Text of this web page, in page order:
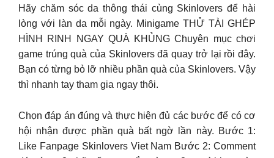
Hãy chăm sóc da thông thái cùng Skinlovers để hài
lòng với làn da mỗi ngày. Minigame THỬ TÀI GHÉP
HÌNH RINH NGAY QUÀ KHỦNG Chuyên mục chơi
game trúng quà của Skinlovers đã quay trở lại rồi đây.
Bạn có từng bỏ lỡ nhiều phần quà của Skinlovers. Vậy
thì nhanh tay tham gia ngay thôi.
Chọn đáp án đúng và thực hiện đủ các bước để có cơ
hội nhận được phần quà bất ngờ lần này. Bước 1:
Like Fanpage Skinlovers Viet Nam Bước 2: Comment